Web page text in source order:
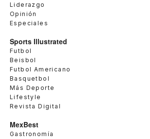
Liderazgo
Opinión
Especiales
Sports Illustrated
Futbol
Beisbol
Futbol Americano
Basquetbol
Más Deporte
Lifestyle
Revista Digital
MexBest
Gastronomía